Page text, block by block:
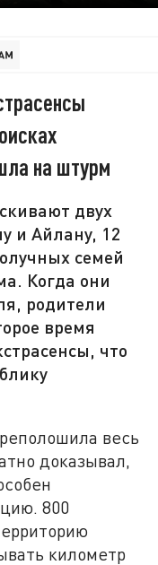
на штурм
двух
и Айлану, 12
семей
Когда они
родители
время
что
весь
доказывал,
800
километр